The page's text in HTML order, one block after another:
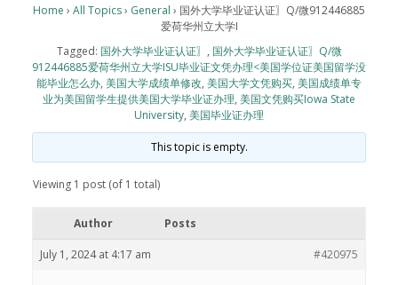
Home › All Topics› General › 国外大学毕业证认证〗Q/微912446885
爱荷华州立大学I
Tagged: 国外大学毕业证认证〗 , 国外大学毕业证认证〗Q/微
912446885爱荷华州立大学ISU毕业证文凭办理<美国学位证美国留学没
能毕业怎么办, 美国大学成绩单修改, 美国大学文凭购买, 美国成绩单专
业为美国留学生提供美国大学毕业证办理, 美国文凭购买Iowa State
University, 美国毕业证办理
This topic is empty.
Viewing 1 post (of 1 total)
Author Posts
July 1, 2024 at 4:17 am #420975